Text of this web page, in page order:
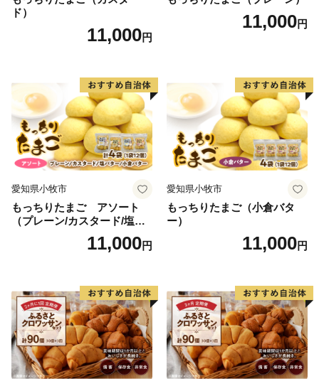
ド）
11,000円
11,000円
愛知県小牧市
もっちりたまご アソート
（プレーン/カスタード/塩バ
ター/小倉バター）11,000円
愛知県小牧市
もっちりたまご（小倉バタ
ー）
11,000円